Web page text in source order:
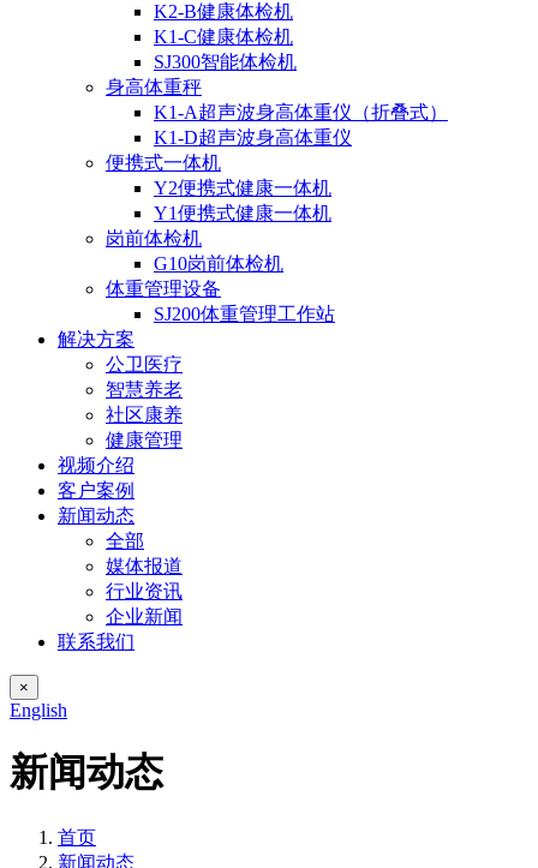
K2-B健康体检机
K1-C健康体检机
SJ300智能体检机
身高体重秤
K1-A超声波身高体重仪（折叠式）
K1-D超声波身高体重仪
便携式一体机
Y2便携式健康一体机
Y1便携式健康一体机
岗前体检机
G10岗前体检机
体重管理设备
SJ200体重管理工作站
解决方案
公卫医疗
智慧养老
社区康养
健康管理
视频介绍
客户案例
新闻动态
全部
媒体报道
行业资讯
企业新闻
联系我们
×
English
新闻动态
首页
新闻动态